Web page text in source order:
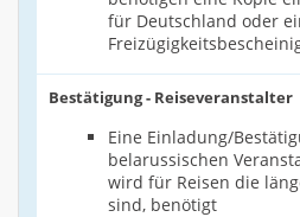
für Deutschland oder
Bestätigung - Reiseveranstalter
Eine Einladung/
belarussischen
wird für Reisen die
sind, benötigt